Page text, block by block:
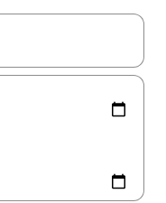
maak je een keuze